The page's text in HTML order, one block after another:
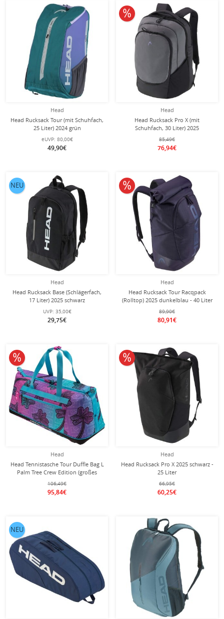
Head
Head Rucksack Tour (mit Schuhfach,
25 Liter) 2024 grün
eUVP: 80,00€
49,90€
Head
Head Rucksack Pro X (mit
Schuhfach, 30 Liter) 2025
dunkelgrau/schwarz
85,49€
76,94€
10% reduziert
Head
Head Rucksack Base (Schlägerfach,
17 Liter) 2025 schwarz
UVP: 35,00€
29,75€
NEU
Head
Head Rucksack Tour Racqpack
(Rolltop) 2025 dunkelblau - 40 Liter
89,90€
80,91€
10% reduziert
Head
Head Tennistasche Tour Duffle Bag L
Palm Tree Crew Edition (großes
Hauptfach, Schlägerfach)
blau/violett
106,49€
95,84€
10% reduziert
Head
Head Rucksack Pro X 2025 schwarz -
25 Liter
66,95€
60,25€
10% reduziert
NEU